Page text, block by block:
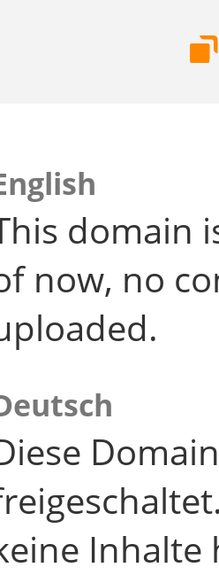
domain
now, no
Inhalte